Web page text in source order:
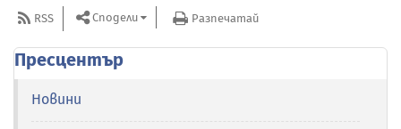
RSS Сподели Разпечатай
Пресцентър
Новини